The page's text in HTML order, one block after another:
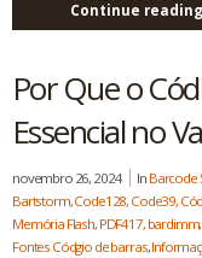
Continue reading
Por Que o
Essencial no
novembro 26, 2024 In Barcode
Bartstorm, Code128, Code39,
Memória Flash, PDF417,
Fontes Códgio de barras,